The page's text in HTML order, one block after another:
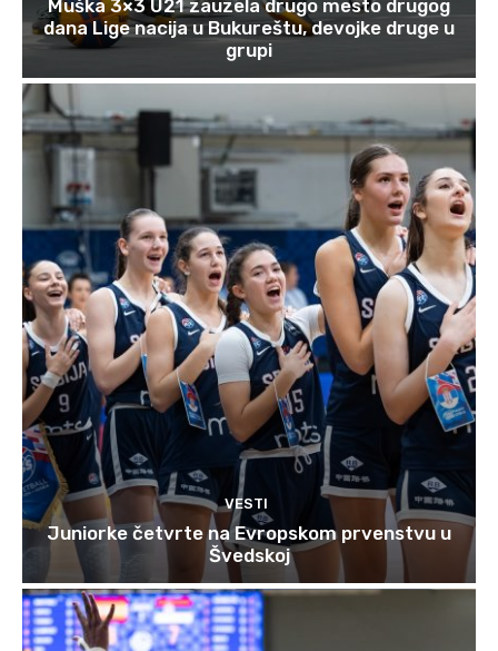
Muška 3×3 U21 zauzela drugo mesto drugog
dana Lige nacija u Bukureštu, devojke druge u
grupi
VESTI
Juniorke četvrte na Evropskom prvenstvu u
Švedskoj